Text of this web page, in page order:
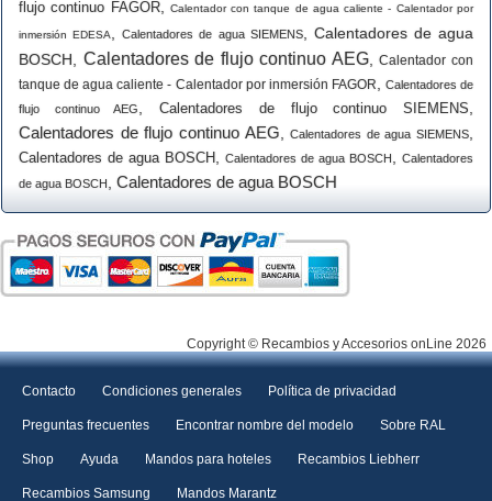
flujo continuo FAGOR, Calentador con tanque de agua caliente - Calentador por
inmersión EDESA ,Calentadores de agua SIEMENS, Calentadores de agua
BOSCH
Calentadores de flujo continuo AEG,Calentador con
tanque de agua caliente - Calentador por inmersión FAGOR
Calentadores de
flujo continuo AEG
,Calentadores de flujo continuo SIEMENS
Calentadores de flujo continuo AEG ,Calentadores de agua SIEMENS
Calentadores de agua BOSCH Calentadores de agua BOSCH
Calentadores
de agua BOSCH
Calentadores de agua BOSCH
Copyright © Recambios y Accesorios onLine 2026
Contacto Condiciones generales Política de privacidad
Preguntas frecuentes Encontrar nombre del modelo Sobre RAL
Shop Ayuda Mandos para hoteles Recambios Liebherr
Recambios Samsung Mandos Marantz